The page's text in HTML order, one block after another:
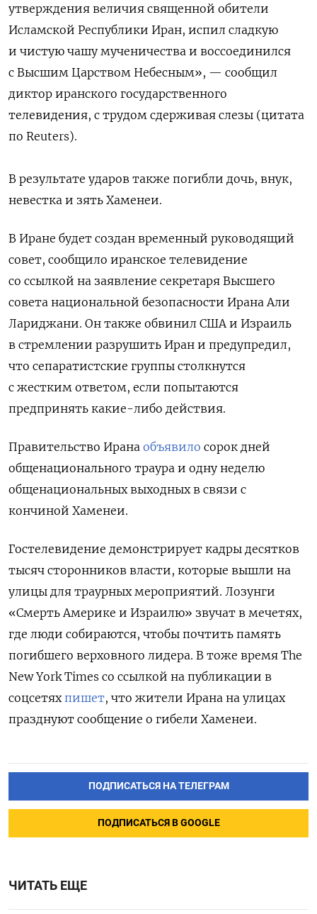
утверждения величия священной обители
Исламской Республики Иран, испил сладкую
и чистую чашу мученичества и воссоединился
с Высшим Царством Небесным», — сообщил
диктор иранского государственного
телевидения, с трудом сдерживая слезы (цитата
по Reuters).
В результате ударов ​также погибли дочь, внук, ​
невестка и зять Хаменеи.
В Иране будет создан временный руководящий
совет, сообщило иранское телевидение
со ссылкой на заявление секретаря Высшего
совета национальной безопасности Ирана Али
Лариджани. Он также обвинил США и Израиль
в стремлении разрушить Иран и предупредил,
что сепаратистские группы столкнутся
с жестким ответом, если попытаются
предпринять какие-либо действия.
Правительство Ирана объявило сорок дней
общенационального траура и одну неделю
общенациональных выходных в связи с
кончиной Хаменеи.
Гостелевидение демонстрирует кадры десятков
тысяч сторонников власти, которые вышли на
улицы для траурных мероприятий. Лозунги
«Смерть Америке и Израилю» звучат в мечетях,
где люди собираются, чтобы почтить память
погибшего верховного лидера. В тоже время The
New York Times со ссылкой на публикации в
соцсетях пишет, что жители Ирана на улицах
празднуют сообщение о гибели Хаменеи.
ПОДПИСАТЬСЯ НА ТЕЛЕГРАМ
ПОДПИСАТЬСЯ В GOOGLE
ЧИТАТЬ ЕЩЕ